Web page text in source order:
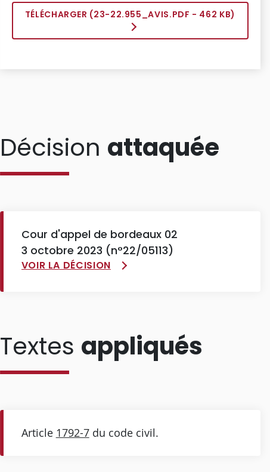
TÉLÉCHARGER (23-22.955_AVIS.PDF - 462 KB)
Décision attaquée
Cour d'appel de bordeaux 02
3 octobre 2023 (n°22/05113)
VOIR LA DÉCISION
Textes appliqués
Article 1792-7du code civil.